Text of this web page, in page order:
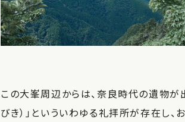
この大峯周辺からは、奈良時代の遺物が
びき）」といういわゆる礼拝所が存在し